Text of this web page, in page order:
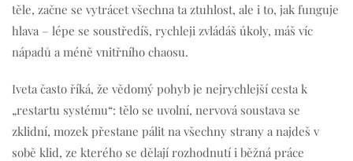
těle, začne se vytrácet všechna ta ztuhlost, ale i to, jak funguje
hlava – lépe se soustředíš, rychleji zvládáš úkoly, máš víc
nápadů a méně vnitřního chaosu.
Iveta často říká, že vědomý pohyb je nejrychlejší cesta k
„restartu systému“: tělo se uvolní, nervová soustava se
zklidní, mozek přestane pálit na všechny strany a najdeš v
sobě klid, ze kterého se dělají rozhodnutí i běžná práce